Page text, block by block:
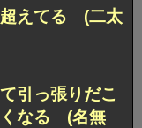
えてる (二太
引っ張りだこ
くなる (名無